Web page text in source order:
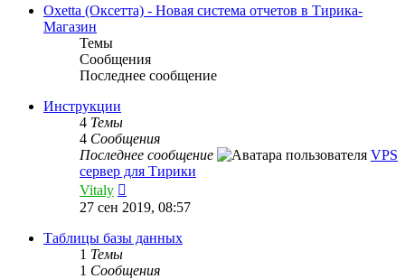
сообщению
Oxetta (Оксетта) - Новая система отчетов в Тирика-
Магазин
Темы
Сообщения
Последнее сообщение
Инструкции
4 Темы
4 Сообщения
Последнее сообщение
VPS
сервер для Тирики
Vitaly
к
последнему
сообщению
27 сен 2019, 08:57
Таблицы базы данных
1 Темы
1 Сообщения